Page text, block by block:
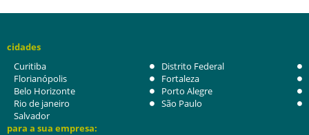
cidades
Curitiba
Distrito Federal
Florianópolis
Fortaleza
Belo Horizonte
Porto Alegre
Rio de janeiro
São Paulo
Salvador
para a sua empresa: